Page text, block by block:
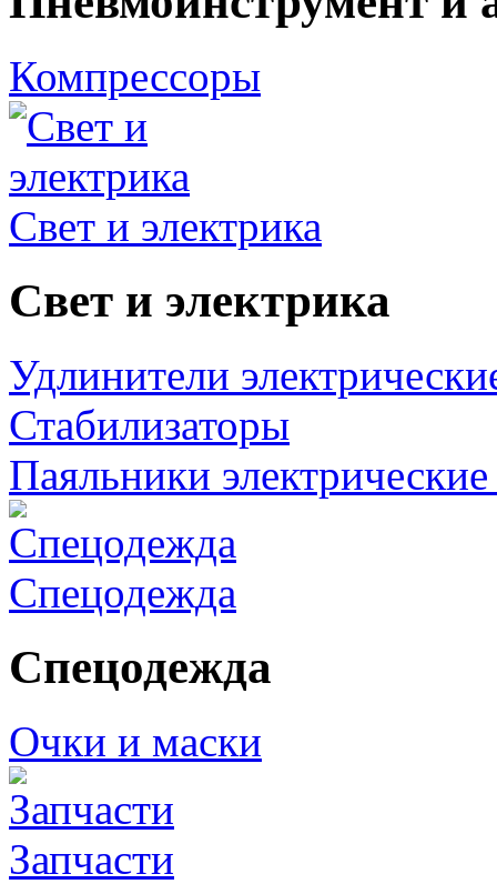
Компрессоры
Свет и электрика
Свет и электрика
Удлинители
Стабилизаторы
Паяльники
Спецодежда
Спецодежда
Очки и маски
Запчасти